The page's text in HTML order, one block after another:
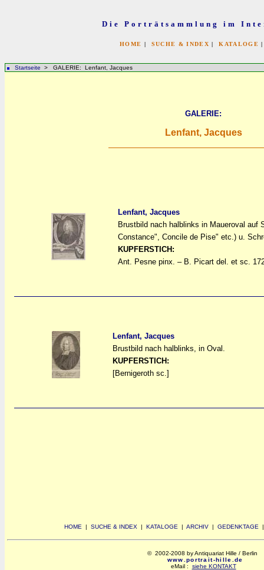
Die Porträtsammlung im
HOME | SUCHE & INDEX |KATALOGE
Startseite > GALERIE: Lenfant, Jacques
GALERIE:
Lenfant, Jacques
Lenfant, Jacques
Brustbild nach halblinks in Maueroval auf
Constance", Concile de Pise" etc.) u.
KUPFERSTICH:
Ant. Pesne pinx. – B. Picart del. et sc.
Lenfant, Jacques
Brustbild nach halblinks, in Oval.
KUPFERSTICH:
[Bernigeroth sc.]
HOME | SUCHE & INDEX | KATALOGE | ARCHIV | GEDENKTAGE
© 2002-2008 by Antiquariat Hille / Berlin
www.portrait-hille.de
eMail : siehe KONTAKT